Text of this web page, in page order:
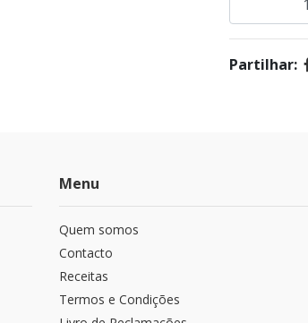
Partilhar:
Menu
Quem somos
Contacto
Receitas
Termos e Condições